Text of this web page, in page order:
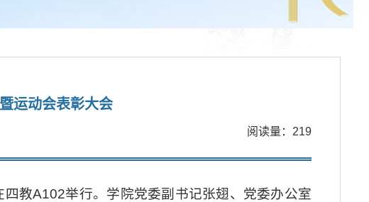
运动会表彰大会
阅读量： 219
教A102举行。学院党委副书记张翅、党委办公室